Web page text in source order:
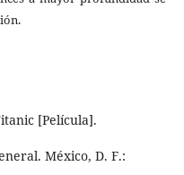
[Película].
México, D. F.: